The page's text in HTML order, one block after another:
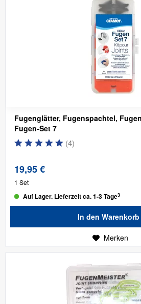
Fugenglätter, Fugenspachtel,
Fugen-Set 7
(4)
19,95 €
1 Set
Auf Lager. Lieferzeit ca. 1-3 Tage3
In den Warenkorb
Merken